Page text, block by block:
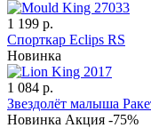
1 199 р.
Спорткар Eclips RS
Новинка
1 084 р.
Звездолёт малыша
Новинка Акция -75%